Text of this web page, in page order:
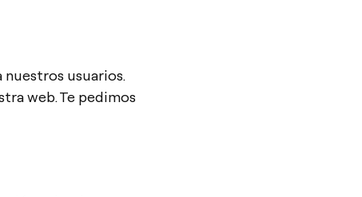
usuarios.
web. Te pedimos